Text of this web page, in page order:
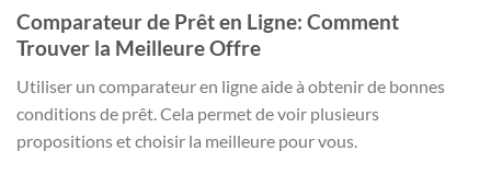
Comparateur de Prêt en Ligne: Comment
Trouver la Meilleure Offre
Utiliser un comparateur en ligne aide à obtenir de bonnes
conditions de prêt. Cela permet de voir plusieurs
propositions et choisir la meilleure pour vous.